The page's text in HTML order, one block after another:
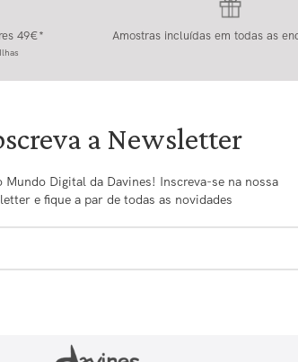
49€* Amostras incluídas em todas as
a Newsletter
Mundo Digital da Davines! Inscreva-se na nossa
e fique a par de todas as novidades